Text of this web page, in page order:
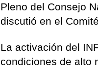
Pleno del Consejo
discutió en el
La activación del
condiciones de alto